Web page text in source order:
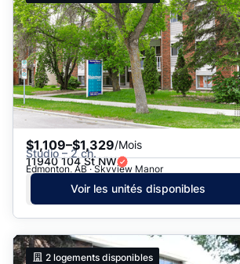
$1,109–$1,329/Mois
Studio – 2 ch.
11940 104 St NW
Edmonton, AB · Skyview Manor
Voir les unités disponibles
2 logements disponibles